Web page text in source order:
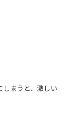
しまうと、激しい